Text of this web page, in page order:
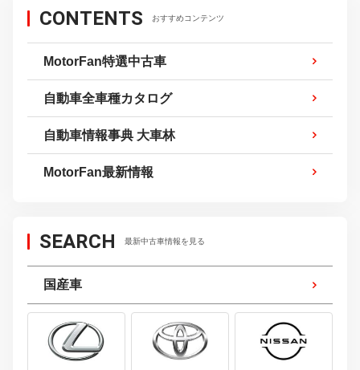
CONTENTS おすすめコンテンツ
MotorFan特選中古車
自動車全車種カタログ
自動車情報事典 大車林
MotorFan最新情報
SEARCH 最新中古車情報を見る
国産車